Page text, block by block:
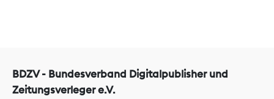
BDZV - Bundesverband Digitalpublisher und
Zeitungsverleger e.V.